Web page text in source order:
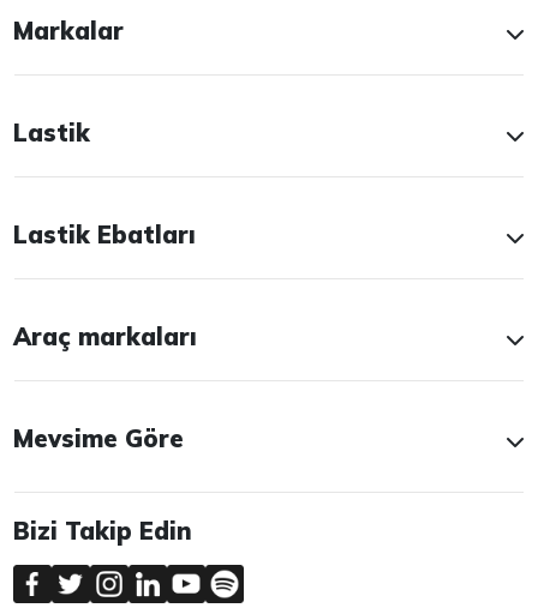
Markalar
Lastik
Lastik Ebatları
Araç markaları
Mevsime Göre
Bizi Takip Edin